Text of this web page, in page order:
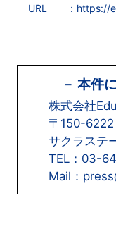
URL ： https://
－ 本件
株式会社
〒150-
サクラステ
TEL：03-
Mail：